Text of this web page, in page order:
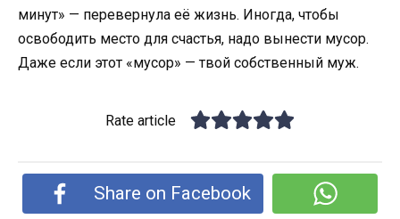
минут» — перевернула её жизнь. Иногда, чтобы
освободить место для счастья, надо вынести мусор.
Даже если этот «мусор» — твой собственный муж.
Rate article
Share on Facebook